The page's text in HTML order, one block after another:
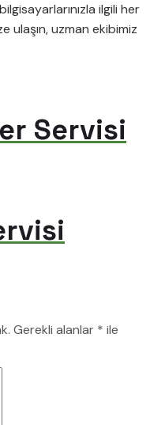
ilgili her
ulaşın, uzman ekibimiz
Servisi
Gerekli alanlar * ile